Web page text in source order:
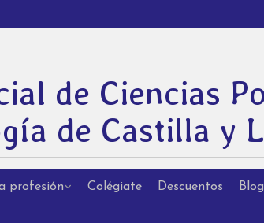
de Ciencias
de Castilla y
profesión Colégiate Descuentos Blog